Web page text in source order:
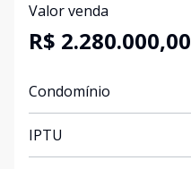
Valor venda
R$ 2.280.000,00
Condomínio
IPTU